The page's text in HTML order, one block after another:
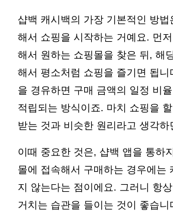
샵백 캐시백의 가장 기본적인 방법
해서 쇼핑을 시작하는 거예요. 먼
해서 원하는 쇼핑몰을 찾은 뒤, 해
해서 평소처럼 쇼핑을 즐기면 됩니
을 경유하면 구매 금액의 일정 비
적립되는 방식이죠. 마치 쇼핑을
받는 것과 비슷한 원리라고 생각하
이때 중요한 것은, 샵백 앱을 통하
몰에 접속해서 구매하는 경우에는
지 않는다는 점이에요. 그러니 항
거치는 습관을 들이는 것이 좋습니